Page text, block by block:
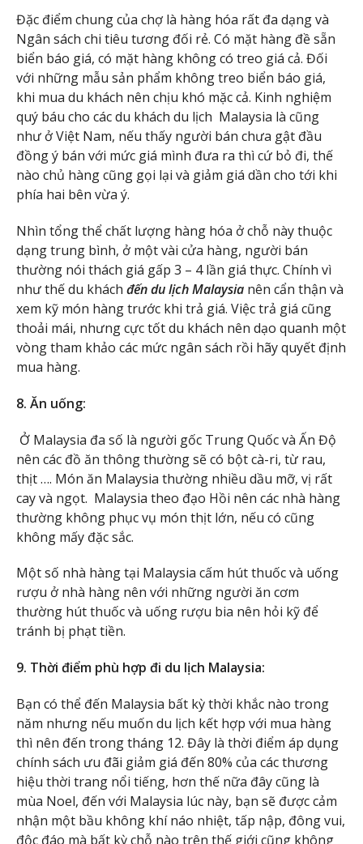
Đặc điểm chung của chợ là hàng hóa rất đa dạng và
Ngân sách chi tiêu tương đối rẻ. Có mặt hàng đề sẵn
biển báo giá, có mặt hàng không có treo giá cả. Đối
với những mẫu sản phẩm không treo biển báo giá,
khi mua du khách nên chịu khó mặc cả. Kinh nghiệm
quý báu cho các du khách du lịch Malaysia là cũng
như ở Việt Nam, nếu thấy người bán chưa gật đầu
đồng ý bán với mức giá mình đưa ra thì cứ bỏ đi, thế
nào chủ hàng cũng gọi lại và giảm giá dần cho tới khi
phía hai bên vừa ý.
Nhìn tổng thể chất lượng hàng hóa ở chỗ này thuộc
dạng trung bình, ở một vài cửa hàng, người bán
thường nói thách giá gấp 3 – 4 lần giá thực. Chính vì
như thế du khách đến du lịch Malaysia nên cẩn thận và
xem kỹ món hàng trước khi trả giá. Việc trả giá cũng
thoải mái, nhưng cực tốt du khách nên dạo quanh một
vòng tham khảo các mức ngân sách rồi hãy quyết định
mua hàng.
8. Ăn uống:
Ở Malaysia đa số là người gốc Trung Quốc và Ấn Độ
nên các đồ ăn thông thường sẽ có bột cà-ri, từ rau,
thịt …. Món ăn Malaysia thường nhiều dầu mỡ, vị rất
cay và ngọt. Malaysia theo đạo Hồi nên các nhà hàng
thường không phục vụ món thịt lớn, nếu có cũng
không mấy đặc sắc.
Một số nhà hàng tại Malaysia cấm hút thuốc và uống
rượu ở nhà hàng nên với những người ăn cơm
thường hút thuốc và uống rượu bia nên hỏi kỹ để
tránh bị phạt tiền.
9. Thời điểm phù hợp đi du lịch Malaysia:
Bạn có thể đến Malaysia bất kỳ thời khắc nào trong
năm nhưng nếu muốn du lịch kết hợp với mua hàng
thì nên đến trong tháng 12. Đây là thời điểm áp dụng
chính sách ưu đãi giảm giá đến 80% của các thương
hiệu thời trang nổi tiếng, hơn thế nữa đây cũng là
mùa Noel, đến với Malaysia lúc này, bạn sẽ được cảm
nhận một bầu không khí náo nhiệt, tấp nập, đông vui,
độc đáo mà bất kỳ chỗ nào trên thế giới cũng không